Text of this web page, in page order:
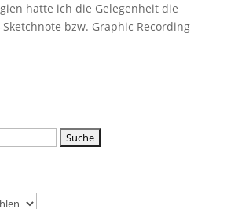
hatte ich die Gelegenheit die
bzw. Graphic Recording